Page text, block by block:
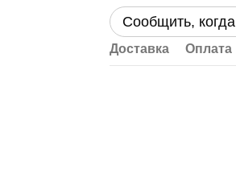
Сообщить,
Доставка Оплата